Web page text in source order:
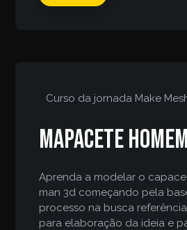
Curso da jornada Make
Mapacete
Aprenda a modelar o
man 3d começando pela
processo na busca
para elaboração da ideia e